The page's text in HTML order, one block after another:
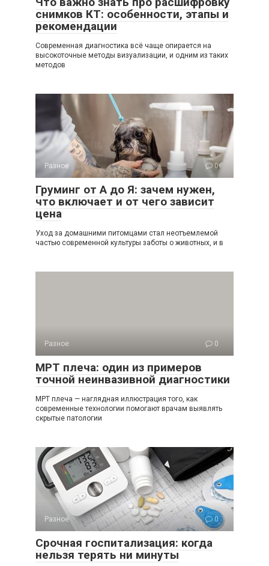
снимков КТ: особенности, этапы и
рекомендации
Современная диагностика всё чаще опирается на
высокоточные методы визуализации, и одним из таких
методов
Разное 0
Груминг от А до Я: зачем нужен,
что включает и от чего зависит
цена
Уход за домашними питомцами стал неотъемлемой
частью современной культуры заботы о животных, и в
Разное 0
МРТ плеча: один из примеров
точной неинвазивной диагностики
МРТ плеча — наглядная иллюстрация того, как
современные технологии помогают врачам выявлять
скрытые патологии
Разное 0
Срочная госпитализация: когда
нельзя терять ни минуты